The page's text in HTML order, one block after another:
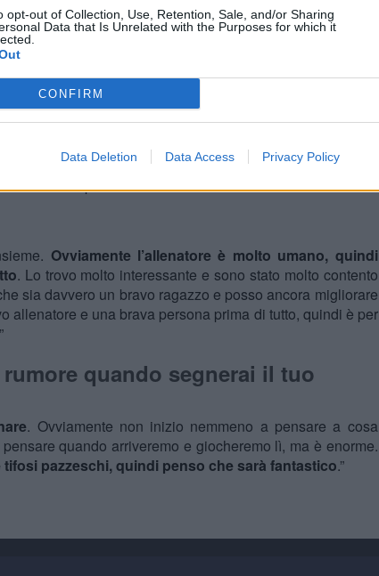
opt-out of Collection, Use, Retention, Sale, and/or Sharing
Data that Is Unrelated with the Purposes for which it
CONFIRM
Data Deletion Data Access Privacy Policy
campioni della Premier League, ha parlato in una lunga
club. Mi sento un po’ come un bambino. Ho sempre
giocare per ilLiverpoolè una grande sensazione per me.
. Ora mi sento pronto a fare un passo più grande e a
cosa posso fare. Ecco perché penso che sia il momento
per il club, portando così tanta qualità. Penso che la
i fan sono piuttosto felici.”
Ovviamente l’allenatore è molto umano, quindi
. Lo trovo molto interessante e sono stato molto contento
sia davvero un bravo ragazzo e posso ancora migliorare
allenatore e una brava persona prima di tutto, quindi è per
quando segnerai il tuo
. Ovviamente non inizio nemmeno a pensare a cosa
quando arriveremo e giocheremo lì, ma è enorme.
pazzeschi, quindi penso che sarà fantastico.”